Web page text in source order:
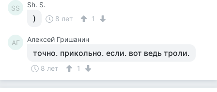
SS Sh. S.
) 8 лет 1
АГ Алексей Гришанин
точно. прикольно. если. вот ведь троли.
8 лет 1